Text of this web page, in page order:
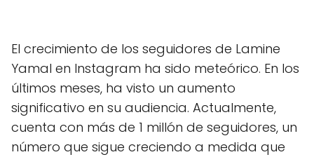
El crecimiento de los seguidores de Lamine
Yamal en Instagram ha sido meteórico. En los
últimos meses, ha visto un aumento
significativo en su audiencia. Actualmente,
cuenta con más de 1 millón de seguidores, un
número que sigue creciendo a medida que